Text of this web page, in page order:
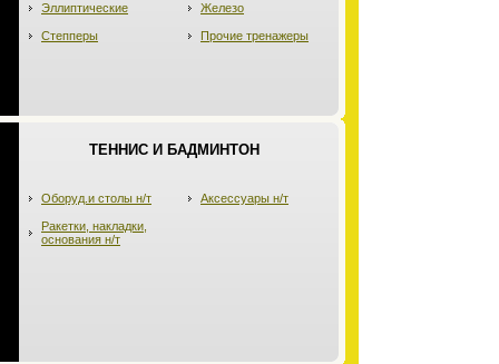
Эллиптические
Степперы
Железо
Прочие тренажеры
ТЕННИС И БАДМИНТОН
Оборуд.и столы н/т
Ракетки, накладки,
основания н/т
Аксессуары н/т